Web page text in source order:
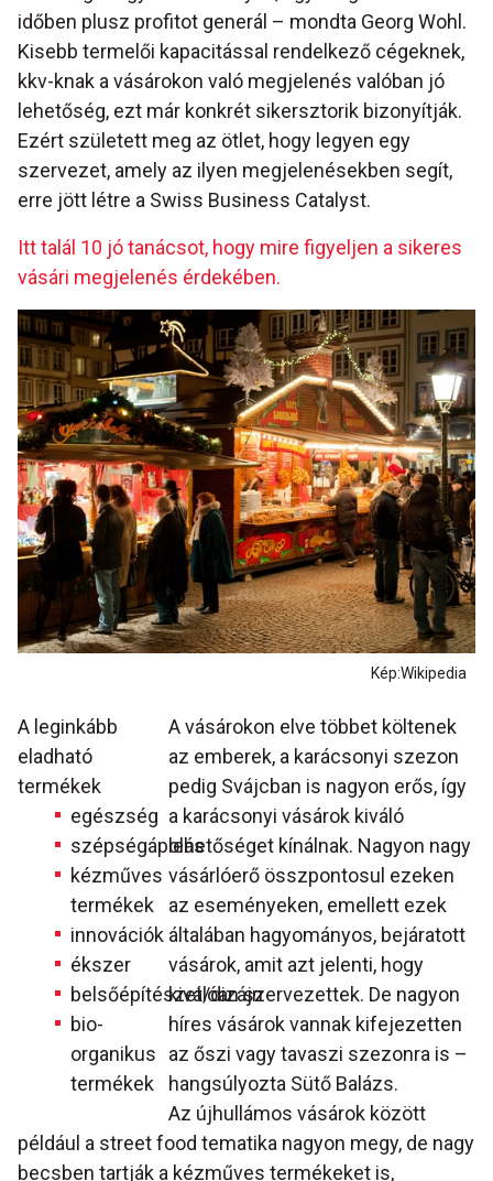
időben plusz profitot generál – mondta Georg Wohl.
Kisebb termelői kapacitással rendelkező cégeknek,
kkv-knak a vásárokon való megjelenés valóban jó
lehetőség, ezt már konkrét sikersztorik bizonyítják.
Ezért született meg az ötlet, hogy legyen egy
szervezet, amely az ilyen megjelenésekben segít,
erre jött létre a Swiss Business Catalyst.
Itt talál 10 jó tanácsot, hogy mire figyeljen a sikeres
vásári megjelenés érdekében.
Kép:Wikipedia
A leginkább
eladható
termékek
egészség
szépségápolás
kézműves
termékek
innovációk
ékszer
belsőépítészet/dizájn
bio-
organikus
termékek
A vásárokon elve többet költenek
az emberek, a karácsonyi szezon
pedig Svájcban is nagyon erős, így
a karácsonyi vásárok kiváló
lehetőséget kínálnak. Nagyon nagy
vásárlóerő összpontosul ezeken
az eseményeken, emellett ezek
általában hagyományos, bejáratott
vásárok, amit azt jelenti, hogy
kiválóan szervezettek. De nagyon
híres vásárok vannak kifejezetten
az őszi vagy tavaszi szezonra is –
hangsúlyozta Sütő Balázs.
Az újhullámos vásárok között
például a street food tematika nagyon megy, de nagy
becsben tartják a kézműves termékeket is,